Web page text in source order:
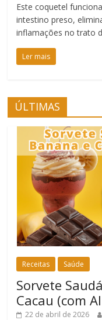
Este coquetel
intestino preso,
inflamações no trato
Ler mais
ÚLTIMAS
Receitas Saúde
Sorvete
Cacau (com
22 de abril de 2026